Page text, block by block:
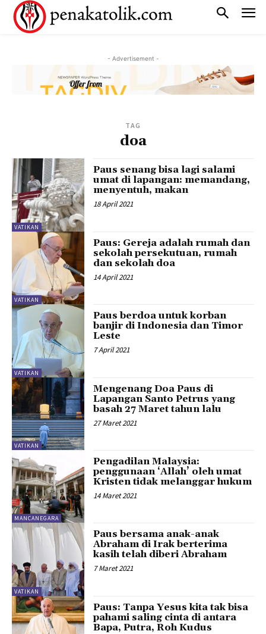
- Advertisement -
TAG
doa
VATIKAN
Paus senang bisa lagi salami
umat di lapangan: memandang,
menyentuh, makan
18 April 2021
VATIKAN
Paus: Gereja adalah rumah dan
sekolah persekutuan, rumah
dan sekolah doa
14 April 2021
VATIKAN
Paus berdoa untuk korban
banjir di Indonesia dan Timor
Leste
7 April 2021
VATIKAN
Mengenang Doa Paus di
Lapangan Santo Petrus yang
basah 27 Maret tahun lalu
27 Maret 2021
MANCANEGARA
Pengadilan Malaysia:
penggunaan ‘Allah’ oleh umat
Kristen tidak melanggar hukum
14 Maret 2021
VATIKAN
Paus bersama anak-anak
Abraham di Irak berterima
kasih telah diberi Abraham
7 Maret 2021
Paus: Tanpa Yesus kita tak bisa
pahami saling cinta di antara
Bapa, Putra, Roh Kudus